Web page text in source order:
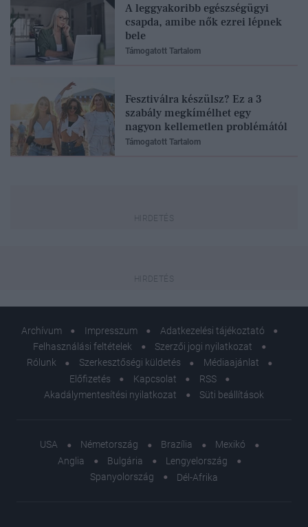
A leggyakoribb egészségügyi
csapda, amibe nők ezrei lépnek
bele
Támogatott Tartalom
Fesztiválra készülsz? Ez a 3
szabály megkímélhet egy
nagyon kellemetlen problémától
Támogatott Tartalom
Archívum Impresszum
Adatkezelési tájékoztató
Felhasználási feltételek
Szerzői jogi nyilatkozat
Rólunk
Szerkesztőségi küldetés
Médiaajánlat
Előfizetés
Kapcsolat
RSS
Akadálymentesítési nyilatkozat
Süti beállítások
USA Németország Brazília
Mexikó
Anglia
Bulgária
Lengyelország
Spanyolország
Dél-Afrika